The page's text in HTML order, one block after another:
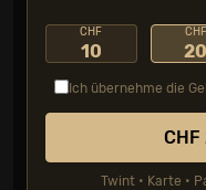
CHF
10
CHF
20
Ich übernehme die
CHF
Twint • Karte •